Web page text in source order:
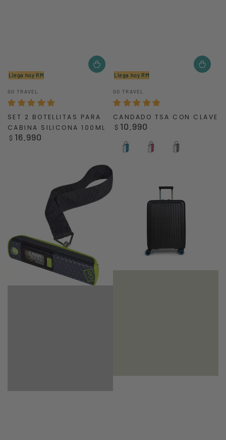
Llega hoy RM
Vendedor:
GO TRAVEL
SET 2 BOTELLITAS PARA
CABINA SILICONA 100ML
Precio
$ 16.990
Llega hoy RM
Vendedor:
GO TRAVEL
CANDADO TSA CON CLAVE
Precio
$ 10.990
Blue Purple Grey